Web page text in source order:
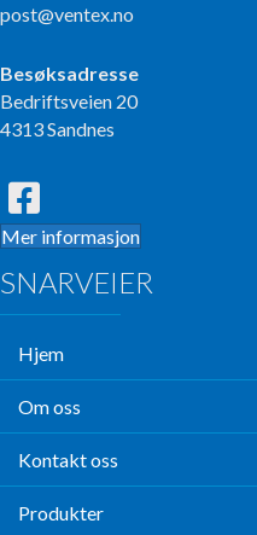
post@ventex.no
Besøksadresse
Bedriftsveien 20
4313 Sandnes
Mer informasjon
SNARVEIER
Hjem
Om oss
Kontakt oss
Produkter